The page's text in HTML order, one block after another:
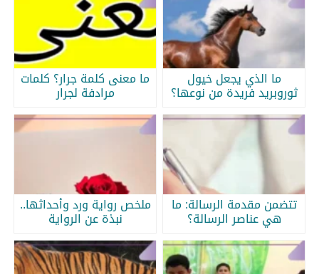
ما الذي يجعل خيول
ثوروبريد فريدة من نوعها؟
ما معنى كلمة جرار؟ كلمات
مرادفة لجرار
تتضمن مقدمة الرسالة: ما
هي عناصر الرسالة؟
ملخص رواية ورد وأحداثها..
نبذة عن الرواية